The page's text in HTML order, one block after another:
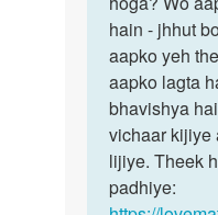
ke…
by
Naina
hain - jhhut
aapko yeh
aapko lagta
bhavishya
vichaar kijiye
lijiye. Theek
padhiye: